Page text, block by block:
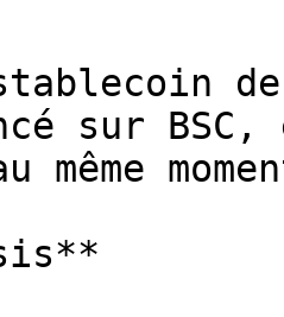
sur BSC,
même